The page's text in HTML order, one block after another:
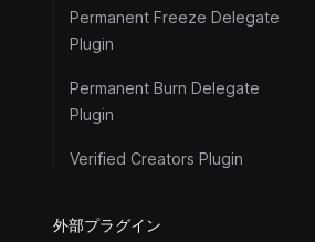
Permanent Freeze Delegate
Plugin
Permanent Burn Delegate
Plugin
Verified Creators Plugin
外部プラグイン